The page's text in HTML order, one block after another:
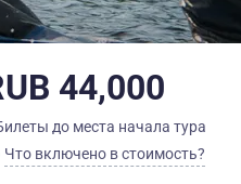
44,000
до места начала тура
Что включено в стоимость?